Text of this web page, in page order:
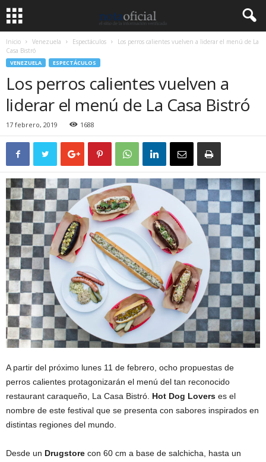
Inicio Venezuela Espectáculos
Los perros calientes vuelven a liderar el menú de La
Casa Bistró
VENEZUELA ESPECTÁCULOS
Los perros calientes vuelven a
liderar el menú de La Casa Bistró
17 febrero, 2019 1688
A partir del próximo lunes 11 de febrero, ocho propuestas de
perros calientes protagonizarán el menú del tan reconocido
restaurant caraqueño, La Casa Bistró. Hot Dog Lovers es el
nombre de este festival que se presenta con sabores inspirados en
distintas regiones del mundo.
Desde un Drugstore con 60 cm a base de salchicha, hasta un